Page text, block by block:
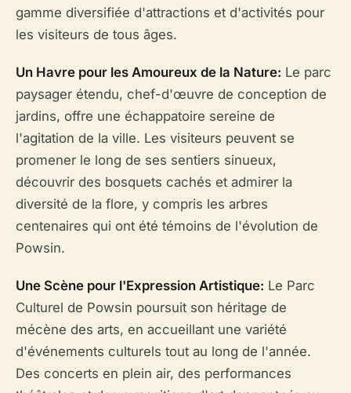
gamme diversifiée d'attractions et d'activités pour
les visiteurs de tous âges.
Un Havre pour les Amoureux de la Nature: Le parc
paysager étendu, chef-d'œuvre de conception de
jardins, offre une échappatoire sereine de
l'agitation de la ville. Les visiteurs peuvent se
promener le long de ses sentiers sinueux,
découvrir des bosquets cachés et admirer la
diversité de la flore, y compris les arbres
centenaires qui ont été témoins de l'évolution de
Powsin.
Une Scène pour l'Expression Artistique: Le Parc
Culturel de Powsin poursuit son héritage de
mécène des arts, en accueillant une variété
d'événements culturels tout au long de l'année.
Des concerts en plein air, des performances